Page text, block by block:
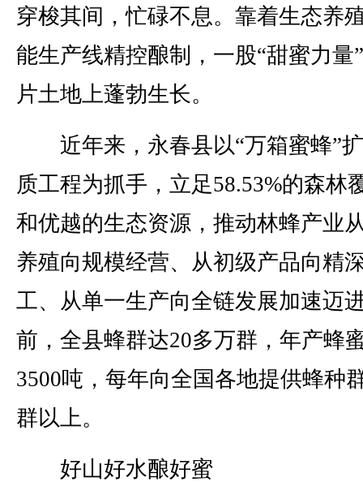
穿梭其间，忙碌不息。靠着生态养
能生产线精控酿制，一股“甜蜜力量
片土地上蓬勃生长。
近年来，永春县以“万箱蜜蜂”
质工程为抓手，立足58.53%的森林
和优越的生态资源，推动林蜂产业
养殖向规模经营、从初级产品向精
工、从单一生产向全链发展加速迈
前，全县蜂群达20多万群，年产蜂
3500吨，每年向全国各地提供蜂种
群以上。
好山好水酿好蜜